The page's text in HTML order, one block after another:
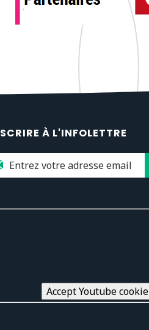
À L'INFOLETTRE
Accept Youtube cookie